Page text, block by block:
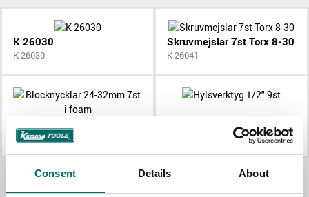
Consent Details About
K 26030
K 26030
Skruvmejslar 7st Torx 8-30
K 26041
K 26051
Hylsverktyg 1/2" 9st
Allt Verktygsset